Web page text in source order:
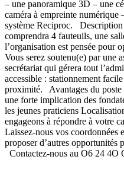
– une panoramique 3D – une
caméra à empreinte
système Reciproc. Description
comprendra 4 fauteuils, une
l’organisation est pensée pour
Vous serez soutenu(e) par une
secrétariat qui gérera tout
accessible : stationnement
proximité. Avantages du poste
une forte implication des
les jeunes praticiens
engageons à répondre à votre
Laissez-nous vos coordonnées
proposer d’autres opportunités
Contactez-nous au O6 24 4O